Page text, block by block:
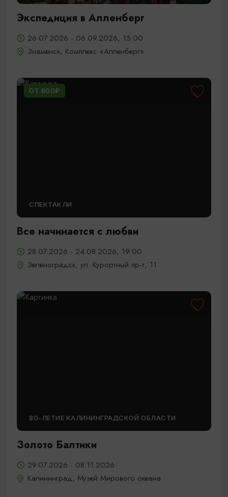
Экспедиция в Алленберг
26.07.2026 - 06.09.2026, 15:00
Знаменск, Комплекс «Алленберг»
ОТ 800₽
СПЕКТАКЛИ
Все начинается с любви
28.07.2026 - 24.08.2026, 19:00
Зеленоградск, ул. Курортный пр-т, 11
80-ЛЕТИЕ КАЛИНИНГРАДСКОЙ ОБЛАСТИ
Золото Балтики
29.07.2026 - 08.11.2026
Калининград, Музей Мирового океана